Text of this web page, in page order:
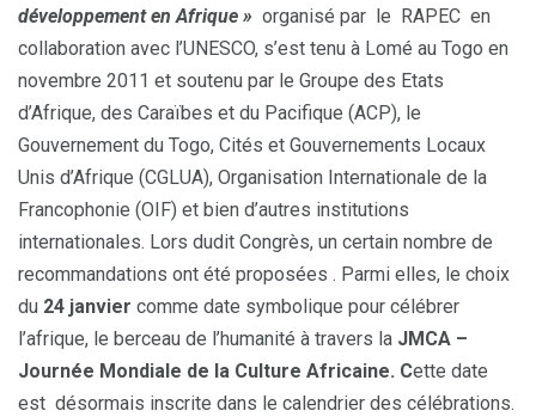
développement en Afrique » organisé par le RAPEC en
collaboration avec l’UNESCO, s’est tenu à Lomé au Togo en
novembre 2011 et soutenu par le Groupe des Etats
d’Afrique, des Caraïbes et du Pacifique (ACP), le
Gouvernement du Togo, Cités et Gouvernements Locaux
Unis d’Afrique (CGLUA), Organisation Internationale de la
Francophonie (OIF) et bien d’autres institutions
internationales. Lors dudit Congrès, un certain nombre de
recommandations ont été proposées . Parmi elles, le choix
du 24 janvier comme date symbolique pour célébrer
l’afrique, le berceau de l’humanité à travers la JMCA –
Journée Mondiale de la Culture Africaine. Cette date
est désormais inscrite dans le calendrier des célébrations.